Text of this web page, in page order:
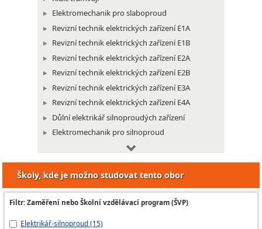
Elektromechanik pro slaboproud
Revizní technik elektrických zařízení E1A
Revizní technik elektrických zařízení E1B
Revizní technik elektrických zařízení E2A
Revizní technik elektrických zařízení E2B
Revizní technik elektrických zařízení E3A
Revizní technik elektrických zařízení E4A
Důlní elektrikář silnoproudých zařízení
Elektromechanik pro silnoproud
Montér inteligentních elektroinstalací
Montér izolovaných vedení
Montér kabelových technologií pro silnoproud
Montér dobíjecích stanic pro elektromobily
Školy, kde je možno studovat tento obor
Filtr: Zaměření nebo Školní vzdělávací program (ŠVP)
Elektrikář-silnoproud (15)